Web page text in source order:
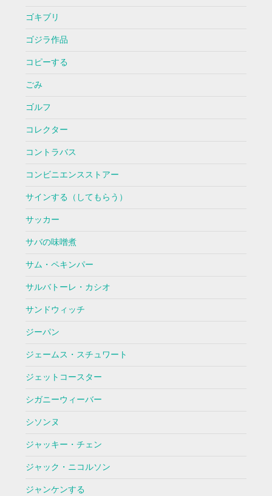
ゴキブリ
ゴジラ作品
コピーする
ごみ
ゴルフ
コレクター
コントラバス
コンビニエンスストアー
サインする（してもらう）
サッカー
サバの味噌煮
サム・ペキンパー
サルバトーレ・カシオ
サンドウィッチ
ジーパン
ジェームス・スチュワート
ジェットコースター
シガニーウィーバー
シソンヌ
ジャッキー・チェン
ジャック・ニコルソン
ジャンケンする